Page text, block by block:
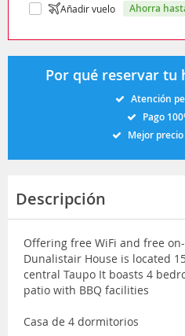
Añadir vuelo ahorra
Por qué reservar tu
Atención
Pago
Mejor
Descripción
Offering free WiFi and free
Dunalistair House is located
central Taupo It boasts 4
patio with BBQ facilities
Casa de 4 dormitorios